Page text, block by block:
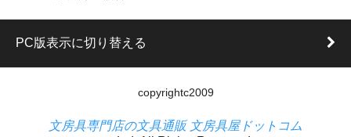
PC版表示に切り替える
copyrightc2009
文房具専門店の文具通販 文房具屋ドットコム